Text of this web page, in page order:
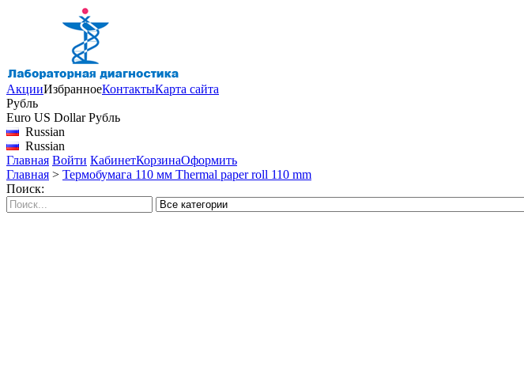
АкцииИзбранноеКонтактыКарта сайта
Рубль
Euro US Dollar Рубль
Russian
Russian
Главная Войти КабинетКорзинаОформить
Главная > Термобумага 110 мм Thermal paper roll 110 mm
Поиск: